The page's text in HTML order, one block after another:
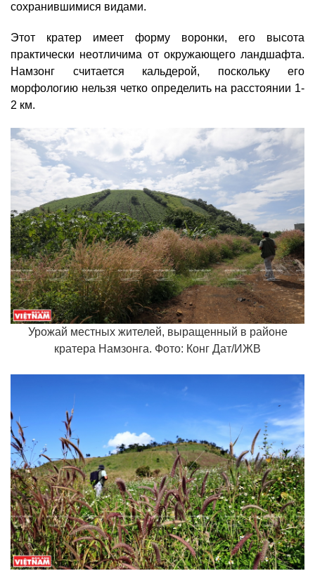
сохранившимися видами.
Этот кратер имеет форму воронки, его высота
практически неотличима от окружающего ландшафта.
Намзонг считается кальдерой, поскольку его
морфологию нельзя четко определить на расстоянии 1-
2 км.
Урожай местных жителей, выращенный в районе
кратера Намзонга. Фото: Конг Дат/ИЖВ